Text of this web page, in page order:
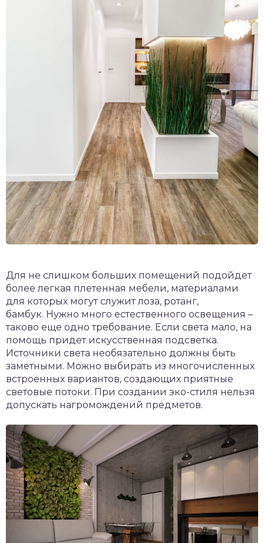
Для не слишком больших помещений подойдет
более легкая плетенная мебели, материалами
для которых могут служит лоза, ротанг,
бамбук. Нужно много естественного освещения –
таково еще одно требование. Если света мало, на
помощь придет искусственная подсветка.
Источники света необязательно должны быть
заметными. Можно выбирать из многочисленных
встроенных вариантов, создающих приятные
световые потоки. При создании эко-стиля нельзя
допускать нагромождений предметов.